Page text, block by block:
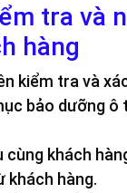
tra và
hàng
kiểm tra và
bảo dưỡng ô
cùng khách
khách hàng.